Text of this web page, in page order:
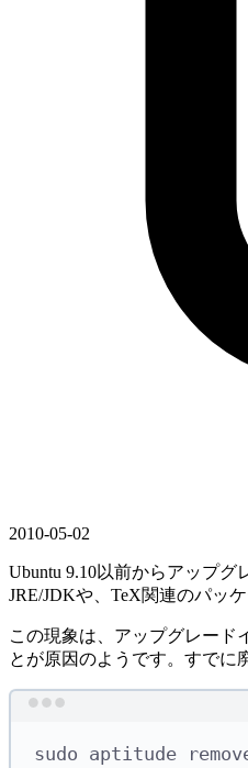
2010-05-02
Ubuntu 9.10以前からアップ
JRE/JDKや、TeX関連のパッ
この現象は、アップグレード
とが原因のようです。すでに
sudo aptitude